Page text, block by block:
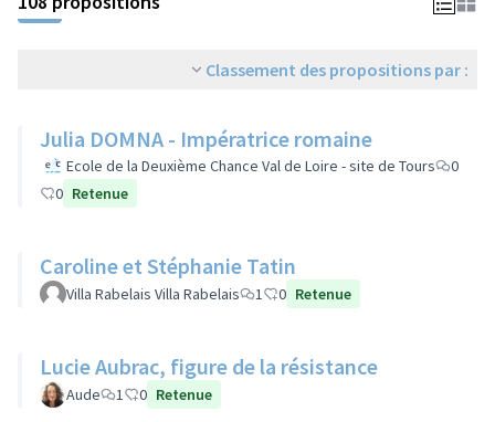
Classement des propositions par :
Julia DOMNA - Impératrice romaine
Ecole de la Deuxième Chance Val de Loire - site de Tours
0
0 Retenue
Caroline et Stéphanie Tatin
Villa Rabelais Villa Rabelais 1 0 Retenue
Lucie Aubrac, figure de la résistance
Aude 1 0 Retenue